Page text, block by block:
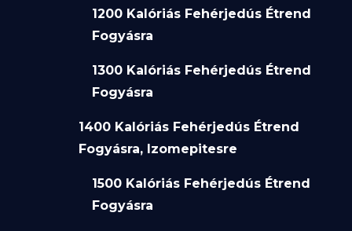
1200 Kalóriás Fehérjedús Étrend
Fogyásra
1300 Kalóriás Fehérjedús Étrend
Fogyásra
1400 Kalóriás Fehérjedús Étrend
Fogyásra, Izomepitesre
1500 Kalóriás Fehérjedús Étrend
Fogyásra